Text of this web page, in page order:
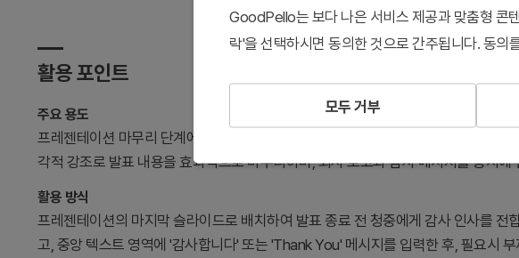
활용 포인트
주요 용도
프레젠테이션 마무리 단계에서 청중에게 감사를 표현하는 엔딩 표지로 사용됩니다.
각적 강조로 발표 내용을 효과적으로 마무리하며, 회사 로고와 감사 메시지를 동시에
활용 방식
프레젠테이션의 마지막 슬라이드로 배치하여 발표 종료 전 청중에게 감사 인사를 전
고, 중앙 텍스트 영역에 '감사합니다' 또는 'Thank You' 메시지를 입력한 후, 필요시
GoodPello는 보다 나은 서비스 제공과 맞춤형 콘
락'을 선택하시면 동의한 것으로 간주됩니다. 동의
모두 거부